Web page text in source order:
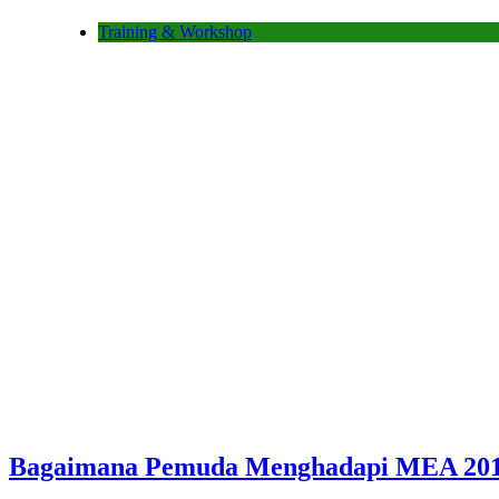
Training & Workshop
Bagaimana Pemuda Menghadapi MEA